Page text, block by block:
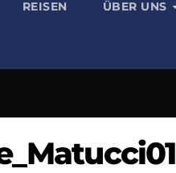
REISEN ÜBER UNS